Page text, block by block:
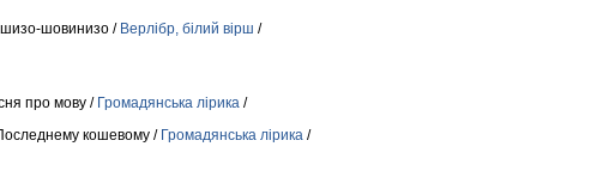
шовинизо / Верлібр, білий вірш /
про мову / Громадянська лірика /
кошевому / Громадянська лірика /